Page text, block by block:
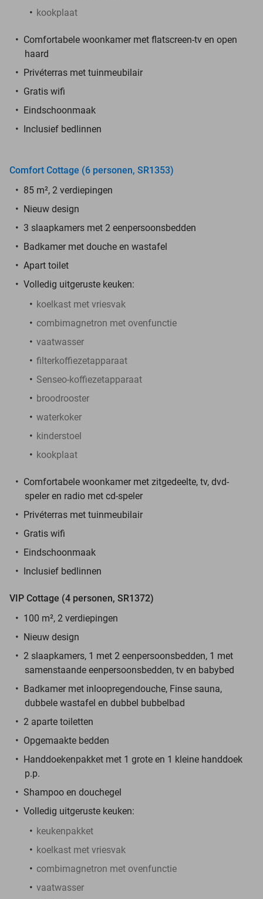
kookplaat
Comfortabele woonkamer met flatscreen-tv en open
haard
Privéterras met tuinmeubilair
Gratis wifi
Eindschoonmaak
Inclusief bedlinnen
Comfort Cottage (6 personen, SR1353)
85 m², 2 verdiepingen
Nieuw design
3 slaapkamers met 2 eenpersoonsbedden
Badkamer met douche en wastafel
Apart toilet
Volledig uitgeruste keuken:
koelkast met vriesvak
combimagnetron met ovenfunctie
vaatwasser
filterkoffiezetapparaat
Senseo-koffiezetapparaat
broodrooster
waterkoker
kinderstoel
kookplaat
Comfortabele woonkamer met zitgedeelte, tv, dvd-
speler en radio met cd-speler
Privéterras met tuinmeubilair
Gratis wifi
Eindschoonmaak
Inclusief bedlinnen
VIP Cottage (4 personen, SR1372)
100 m², 2 verdiepingen
Nieuw design
2 slaapkamers, 1 met 2 eenpersoonsbedden, 1 met
samenstaande eenpersoonsbedden, tv en babybed
Badkamer met inloopregendouche, Finse sauna,
dubbele wastafel en dubbel bubbelbad
2 aparte toiletten
Opgemaakte bedden
Handdoekenpakket met 1 grote en 1 kleine handdoek
p.p.
Shampoo en douchegel
Volledig uitgeruste keuken:
keukenpakket
koelkast met vriesvak
combimagnetron met ovenfunctie
vaatwasser